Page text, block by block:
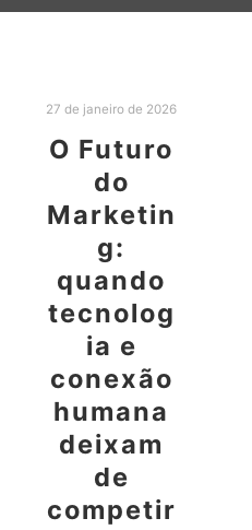
27 de janeiro de 2026
O Futuro
do
Marketin
g:
quando
tecnolog
ia e
conexão
humana
deixam
de
competir